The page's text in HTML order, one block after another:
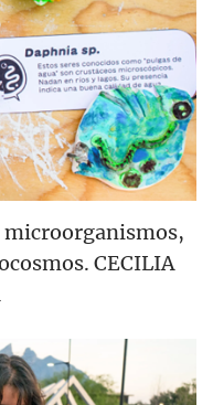
microorganismos,
CECILIA